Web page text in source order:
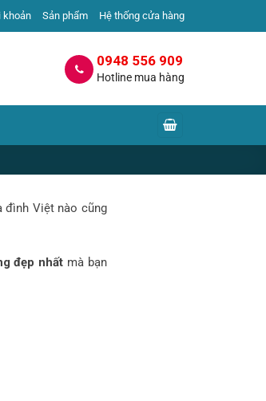
khoản Sản phẩm Hệ thống cửa hàng
0948 556 909
Hotline mua hàng
đình Việt nào cũng
đẹp nhất mà bạn